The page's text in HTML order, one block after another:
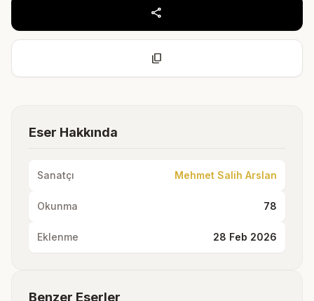
share
content_copy
Eser Hakkında
Sanatçı Mehmet Salih Arslan
Okunma 78
Eklenme 28 Feb 2026
Benzer Eserler